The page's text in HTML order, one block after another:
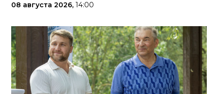
08 августа 2026, 14:00